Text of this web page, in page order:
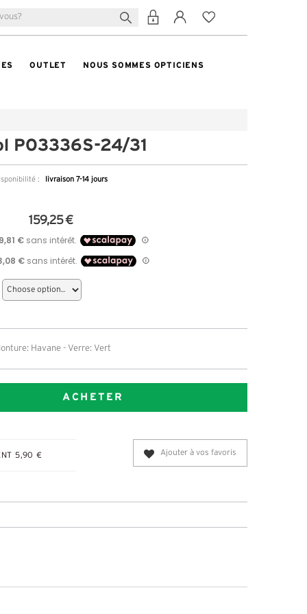
OUTLET NOUS SOMMES OPTICIENS
PO3336S-24/31
: livraison 7-14 jours
159,25 €
Havane - Verre: Vert
ACHETER
5,90 € Ajouter à vos favoris